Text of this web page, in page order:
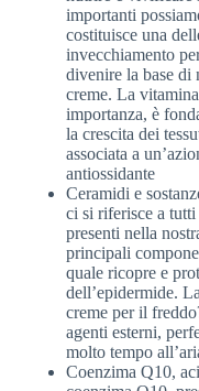
importanti
costituisce una
invecchiamento
divenire la base di
creme. La
importanza, è
la crescita dei
associata a
antiossidante
Ceramidi e
ci si riferisce a
presenti nella
principali
quale ricopre e
dell’epidermide.
creme per il
agenti esterni,
molto tempo
Coenzima Q10,